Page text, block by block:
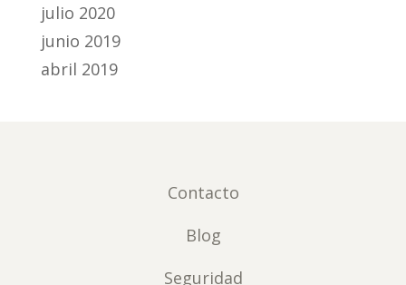
julio 2020
junio 2019
abril 2019
Contacto
Blog
Seguridad